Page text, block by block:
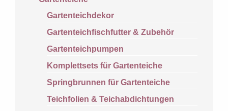
Gartenteichdekor
Gartenteichfischfutter & Zubehör
Gartenteichpumpen
Komplettsets für Gartenteiche
Springbrunnen für Gartenteiche
Teichfolien & Teichabdichtungen